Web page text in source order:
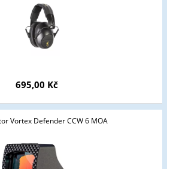
695,00 Kč
Vortex Defender CCW 6 MOA